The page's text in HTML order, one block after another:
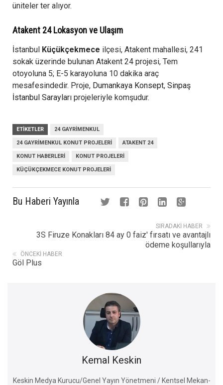
üniteler ter alıyor.
Atakent 24 Lokasyon ve Ulaşım
İstanbul Küçükçekmece ilçesi, Atakent mahallesi, 241
sokak üzerinde bulunan Atakent 24 projesi, Tem
otoyoluna 5; E-5 karayoluna 10 dakika araç
mesafesindedir. Proje, Dumankaya Konsept, Sinpaş
İstanbul Sarayları projeleriyle komşudur.
ETIKETLER 24 GAYRIMENKUL
24 GAYRIMENKUL KONUT PROJELERI ATAKENT 24
KONUT HABERLERI KONUT PROJELERI
KÜÇÜKÇEKMECE KONUT PROJELERI
Bu Haberi Yayınla
SIRADAKI HABER
3S Firuze Konakları 84 ay 0 faiz' fırsatı ve avantajlı
ödeme koşullarıyla
ÖNCEKI HABER
Göl Plus
Kemal Keskin
Keskin Medya Kurucu/Genel Yayın Yönetmeni / Kentsel Mekan-